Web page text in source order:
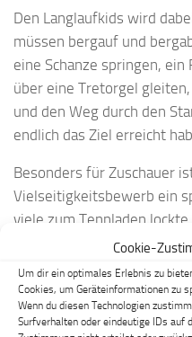
Cookie-
Um dir ein optimales Erlebnis zu
Cookies, um Geräteinformationen zu
Wenn du diesen Technologien
Surfverhalten oder eindeutige IDs auf
Den Langlaufkids wird
müssen bergauf und
eine Schanze springen,
über eine Tretorgel
und den Weg durch den
endlich das Ziel erreicht
Besonders für Zuschauer
Vielseitigkeitsbewerb ein
viele zum Tennladen
Lokalmatadoren, nämlich
männlich) und Lauro
holten sich
anderen Wildschönauer